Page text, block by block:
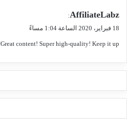
ي
ل
AffiliateLabz
:
18 فبراير، 2020 الساعة 1:04 مساءً
Great content! Super high-quality! Keep it up! 🙂